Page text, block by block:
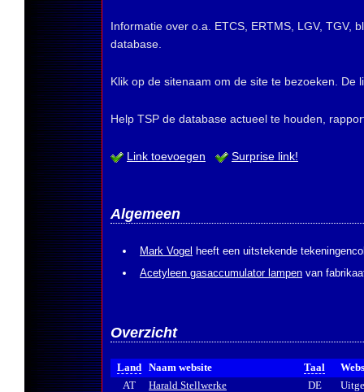
Informatie over o.a. ETCS, ERTMS, LGV, TGV,
database.
Klik op de sitenaam om de site te bezoeken.
Help TSP de database actueel te houden,
Link toevoegen Surprise link!
Algemeen
Mark Vogel heeft een uitstekende
Acetyleen gasaccumulator lampen van
Overzicht
Land Naam website Taal
AT
Harald Stellwerke DE